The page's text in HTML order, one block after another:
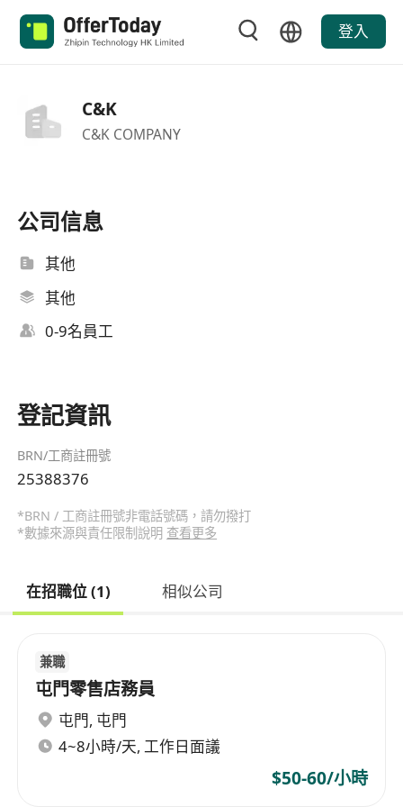
登入
C&K
C&K COMPANY
公司信息
其他
其他
0-9名員工
登記資訊
BRN/工商註冊號
25388376
*BRN / 工商註冊號非電話號碼，請勿撥打
*數據來源與責任限制說明 查看更多
在招職位 (1) 相似公司
兼職
屯門零售店務員
屯門, 屯門
4~8小時/天, 工作日面議
$50-60/小時